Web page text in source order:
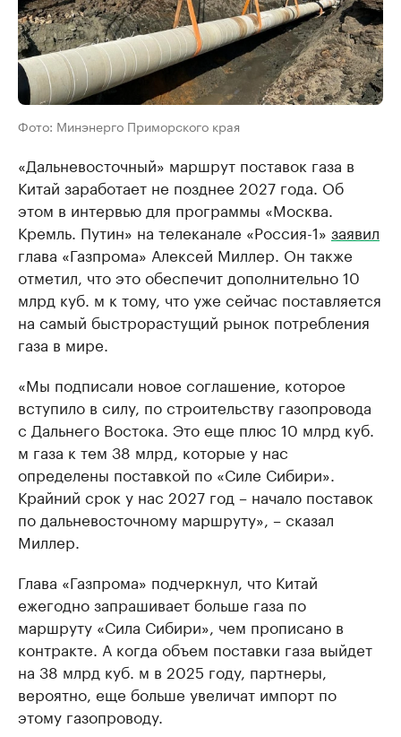
Фото: Минэнерго Приморского края
«Дальневосточный» маршрут поставок газа в
Китай заработает не позднее 2027 года. Об
этом в интервью для программы «Москва.
Кремль. Путин» на телеканале «Россия-1» заявил
глава «Газпрома» Алексей Миллер. Он также
отметил, что это обеспечит дополнительно 10
млрд куб. м к тому, что уже сейчас поставляется
на самый быстрорастущий рынок потребления
газа в мире.
«Мы подписали новое соглашение, которое
вступило в силу, по строительству газопровода
с Дальнего Востока. Это еще плюс 10 млрд куб.
м газа к тем 38 млрд, которые у нас
определены поставкой по «Силе Сибири».
Крайний срок у нас 2027 год – начало поставок
по дальневосточному маршруту», – сказал
Миллер.
Глава «Газпрома» подчеркнул, что Китай
ежегодно запрашивает больше газа по
маршруту «Сила Сибири», чем прописано в
контракте. А когда объем поставки газа выйдет
на 38 млрд куб. м в 2025 году, партнеры,
вероятно, еще больше увеличат импорт по
этому газопроводу.